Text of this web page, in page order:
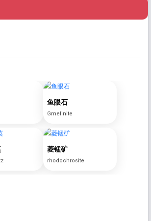
鱼眼石
Gmelinite
菱锰矿
rhodochrosite